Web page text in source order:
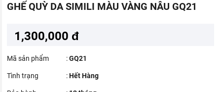
GHẾ QUỲ DA SIMILI MÀU VÀNG NÂU GQ21
1,300,000 đ
Mã sản phẩm :GQ21
Tình trạng :Hết Hàng